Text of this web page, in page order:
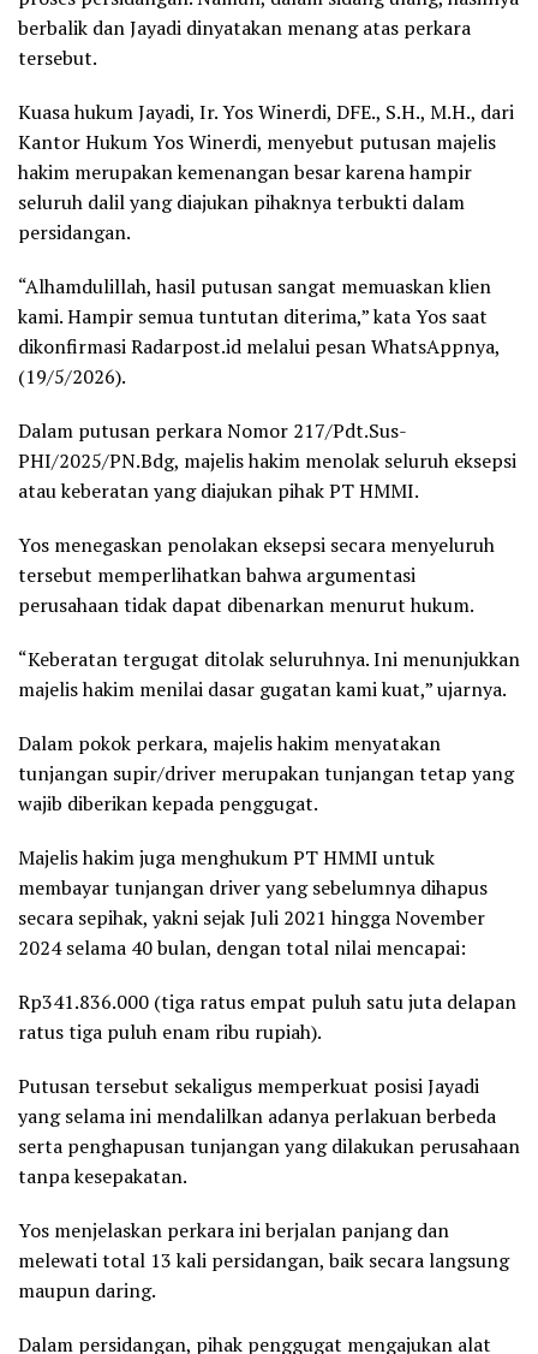
berbalik dan Jayadi dinyatakan menang atas perkara
tersebut.
Kuasa hukum Jayadi, Ir. Yos Winerdi, DFE., S.H., M.H., dari
Kantor Hukum Yos Winerdi, menyebut putusan majelis
hakim merupakan kemenangan besar karena hampir
seluruh dalil yang diajukan pihaknya terbukti dalam
persidangan.
“Alhamdulillah, hasil putusan sangat memuaskan klien
kami. Hampir semua tuntutan diterima,” kata Yos saat
dikonfirmasi Radarpost.id melalui pesan WhatsAppnya,
(19/5/2026).
Dalam putusan perkara Nomor 217/Pdt.Sus-
PHI/2025/PN.Bdg, majelis hakim menolak seluruh eksepsi
atau keberatan yang diajukan pihak PT HMMI.
Yos menegaskan penolakan eksepsi secara menyeluruh
tersebut memperlihatkan bahwa argumentasi
perusahaan tidak dapat dibenarkan menurut hukum.
“Keberatan tergugat ditolak seluruhnya. Ini menunjukkan
majelis hakim menilai dasar gugatan kami kuat,” ujarnya.
Dalam pokok perkara, majelis hakim menyatakan
tunjangan supir/driver merupakan tunjangan tetap yang
wajib diberikan kepada penggugat.
Majelis hakim juga menghukum PT HMMI untuk
membayar tunjangan driver yang sebelumnya dihapus
secara sepihak, yakni sejak Juli 2021 hingga November
2024 selama 40 bulan, dengan total nilai mencapai:
Rp341.836.000 (tiga ratus empat puluh satu juta delapan
ratus tiga puluh enam ribu rupiah).
Putusan tersebut sekaligus memperkuat posisi Jayadi
yang selama ini mendalilkan adanya perlakuan berbeda
serta penghapusan tunjangan yang dilakukan perusahaan
tanpa kesepakatan.
Yos menjelaskan perkara ini berjalan panjang dan
melewati total 13 kali persidangan, baik secara langsung
maupun daring.
Dalam persidangan, pihak penggugat mengajukan alat